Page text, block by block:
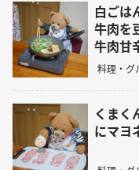
白ごは
牛肉を
牛肉甘
料理・グ
くまく
にマヨ